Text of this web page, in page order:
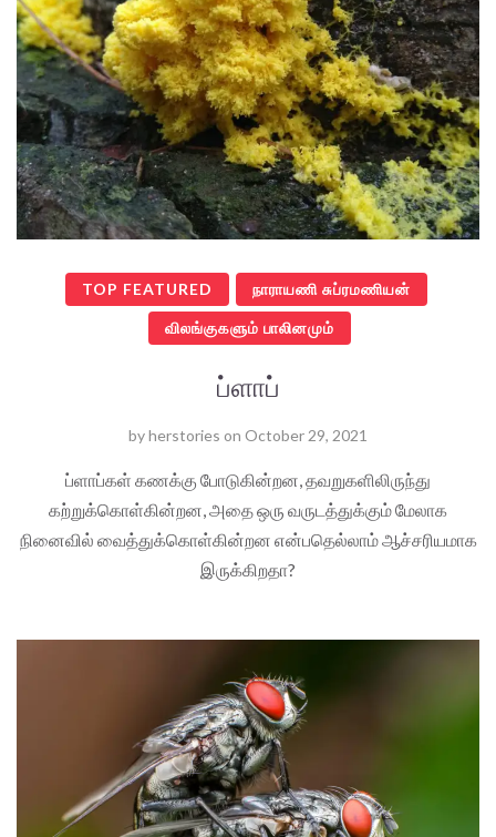
TOP FEATURED நாராயணி சுப்ரமணியன்
விலங்குகளும் பாலினமும்
ப்ளாப்
byherstories on October 29, 2021
ப்ளாப்கள் கணக்கு போடுகின்றன, தவறுகளிலிருந்து
கற்றுக்கொள்கின்றன, அதை ஒரு வருடத்துக்கும் மேலாக
நினைவில் வைத்துக்கொள்கின்றன என்பதெல்லாம் ஆச்சரியமாக
இருக்கிறதா?